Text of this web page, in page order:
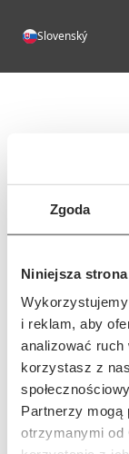
Zgoda
Niniejsza
i reklam, aby
analizować
korzystasz z
Partnerzy mogą
otrzymanymi od
Slovenský